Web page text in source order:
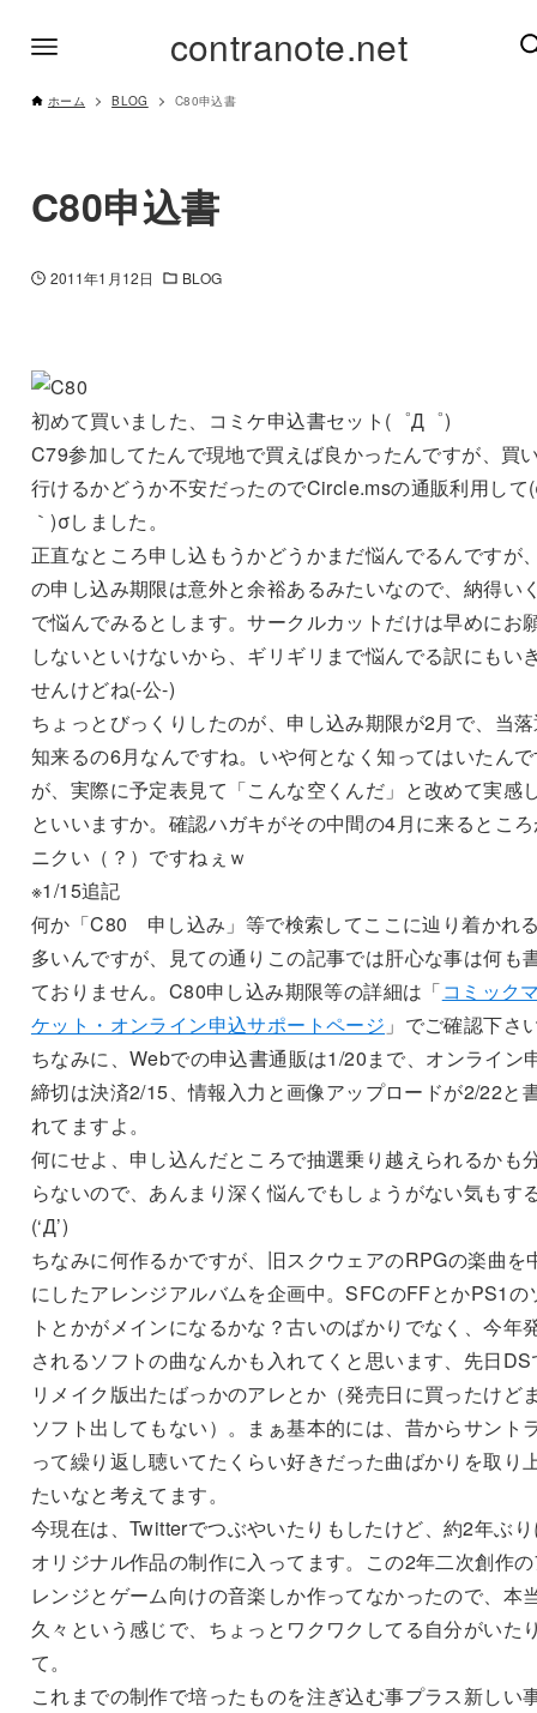
contranote.net
ホーム BLOG C80申込書
C80申込書
2011年1月12日 BLOG
初めて買いました、コミケ申込書セット(゜Д゜)
C79参加してたんで現地で買えば良かったんですが、買
行けるかどうか不安だったのでCircle.msの通販利用して
｀)σしました。
正直なところ申し込もうかどうかまだ悩んでるんですが
の申し込み期限は意外と余裕あるみたいなので、納得い
で悩んでみるとします。サークルカットだけは早めにお
しないといけないから、ギリギリまで悩んでる訳にもい
せんけどね(-公-)
ちょっとびっくりしたのが、申し込み期限が2月で、当
知来るの6月なんですね。いや何となく知ってはいたん
が、実際に予定表見て「こんな空くんだ」と改めて実感
といいますか。確認ハガキがその中間の4月に来るとこ
ニクい（？）ですねぇｗ
※1/15追記
何か「C80 申し込み」等で検索してここに辿り着かれ
多いんですが、見ての通りこの記事では肝心な事は何も
ておりません。C80申し込み期限等の詳細は「コミック
ケット・オンライン申込サポートページ 」でご確認下さ
ちなみに、Webでの申込書通販は1/20まで、オンライン
締切は決済2/15、情報入力と画像アップロードが2/22と
れてますよ。
何にせよ、申し込んだところで抽選乗り越えられるかも
らないので、あんまり深く悩んでもしょうがない気もす
(‘Д’)
ちなみに何作るかですが、旧スクウェアのRPGの楽曲を
にしたアレンジアルバムを企画中。SFCのFFとかPS1の
トとかがメインになるかな？古いのばかりでなく、今年
されるソフトの曲なんかも入れてくと思います、先日DS
リメイク版出たばっかのアレとか（発売日に買ったけど
ソフト出してもない）。まぁ基本的には、昔からサント
って繰り返し聴いてたくらい好きだった曲ばかりを取り
たいなと考えてます。
今現在は、Twitterでつぶやいたりもしたけど、約2年ぶ
オリジナル作品の制作に入ってます。この2年二次創作
レンジとゲーム向けの音楽しか作ってなかったので、本
久々という感じで、ちょっとワクワクしてる自分がいた
て。
これまでの制作で培ったものを注ぎ込む事プラス新しい